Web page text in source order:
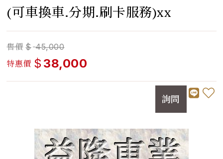
(可車換車.分期.刷卡服務)xx
售價 $ 45,000
特惠價 $ 38,000
詢問